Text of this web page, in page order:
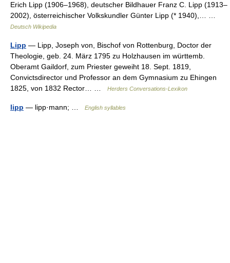
Erich Lipp (1906–1968), deutscher Bildhauer Franz C. Lipp (1913–
2002), österreichischer Volkskundler Günter Lipp (* 1940),… …
Deutsch Wikipedia
Lipp — Lipp, Joseph von, Bischof von Rottenburg, Doctor der
Theologie, geb. 24. März 1795 zu Holzhausen im württemb.
Oberamt Gaildorf, zum Priester geweiht 18. Sept. 1819,
Convictsdirector und Professor an dem Gymnasium zu Ehingen
1825, von 1832 Rector… …
Herders Conversations-Lexikon
lipp — lipp·mann; … English syllables